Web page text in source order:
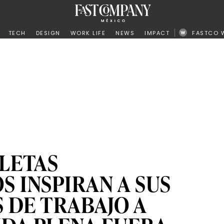
TECH DESIGN WORK LIFE NEWS IMPACT FASTCO
INSPIRAN A SUS
TRABAJO A